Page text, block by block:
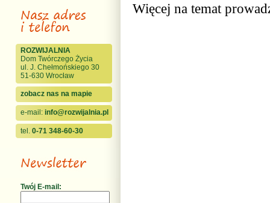
ROZWIJALNIA
Dom Twórczego Życia
ul. J. Chełmońskiego 30
51-630 Wrocław
zobacz nas na mapie
e-mail: info@rozwijalnia.pl
tel. 0-71 348-60-30
Twój E-mail:
Więcej na temat